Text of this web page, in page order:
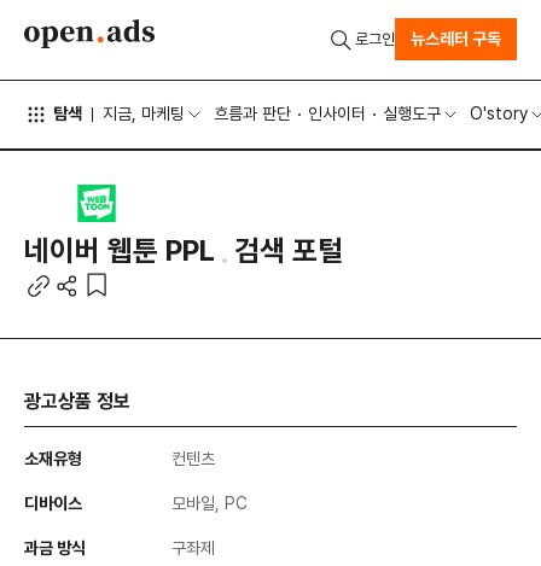
탐색 지금, 마케팅 흐름과 판단 인사이터 실행도구 O'story
로그인 뉴스레터 구독
네이버 웹툰 PPL 검색 포털
광고상품 정보
소재유형 컨텐츠
디바이스 모바일, PC
과금 방식 구좌제